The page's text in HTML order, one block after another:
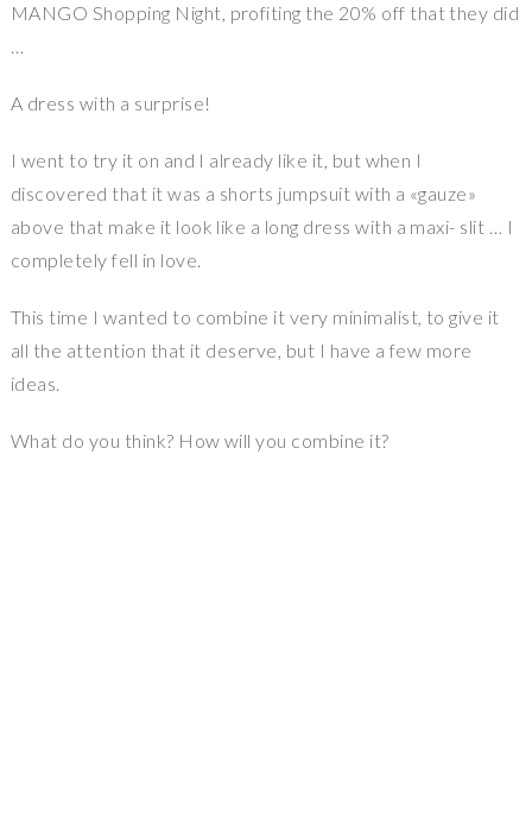
MANGO Shopping Night, profiting the 20% off that they did
…
A dress with a surprise!
I went to try it on and I already like it, but when I
discovered that it was a shorts jumpsuit with a «gauze»
above that make it look like a long dress with a maxi- slit … I
completely fell in love.
This time I wanted to combine it very minimalist, to give it
all the attention that it deserve, but I have a few more
ideas.
What do you think? How will you combine it?